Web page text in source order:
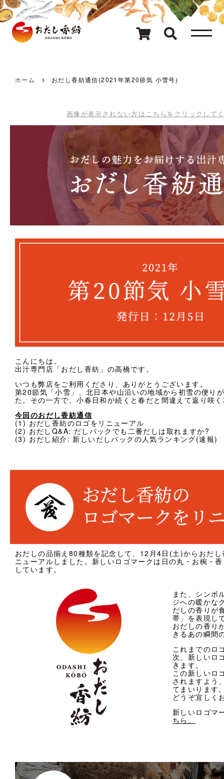
メニュー
80種類のおだし
カテゴリ一覧
おだしを探す
ギフト
キャンペーン情報
読み物
法人様向け
カートを見る
会員ページにログイン
お買い物ガイド
よくあるご質問
お問い合わせ
お知らせ
類似商品と不正転売について
特定商取引法に基づく表記
プライバシーポリシー
ホーム おだし香紡通信(2021年第20節気 小雪号)
画像が表示されない方はこちらをクリックして
こんにちは。
出汁専門店「おだし香紡」の高橋です。
いつも弊店をご利用くださり、ありがとうございます。
第20節気「小雪」、北日本や山沿いの地域から初雪の便り
た。その一方で、小春日和が続くと春だと間違えて返り咲
今回のおだし香紡通信
(1) おだし香紡のロゴをリニューアル
(2) おだしQ&A: だしパックでも二番だしは取れますか?
(3) おだし紹介: 新しいだしパックの人気ランキング(速報)
おだしの品揃え80種類を記念して、12月4日(土)からおだ
ニューアルしました。新しいロゴマークは日の丸・お椀・
しています。
また、シンボ
ジへの暖かな
だしの香りが
帯」を表現し
おだしの香り
きるあの瞬間
これまでのロ
次、新しいロ
きます。
この新しいロ
されますよう
てまいります
どうぞ宜しく
新しいロゴマ
ちら。